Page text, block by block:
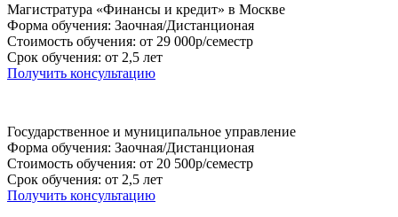
Магистратура «Финансы и кредит» в Москве
Форма обучения: Заочная/Дистанционая
Стоимость обучения: от 29 000р/семестр
Срок обучения: от 2,5 лет
Получить консультацию
Государственное и муниципальное управление
Форма обучения: Заочная/Дистанционая
Стоимость обучения: от 20 500р/семестр
Срок обучения: от 2,5 лет
Получить консультацию